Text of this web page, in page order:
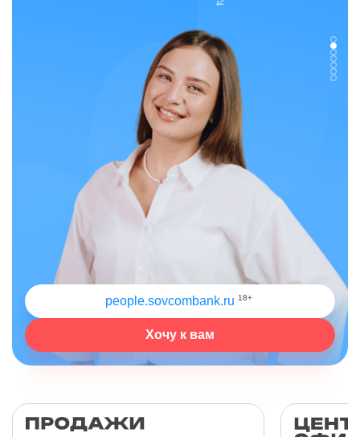
people.sovcombank.ru 18+
Хочу к вам